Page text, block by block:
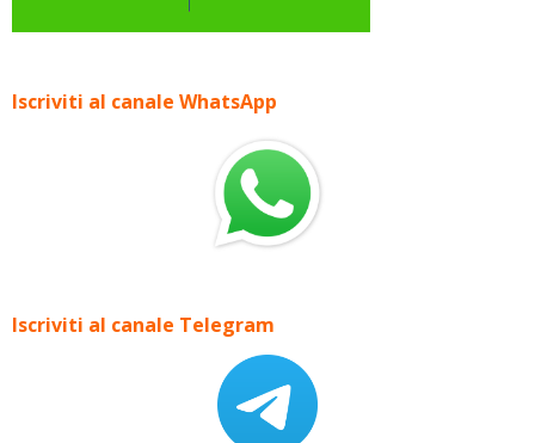
Iscriviti al canale WhatsApp
Iscriviti al canale Telegram